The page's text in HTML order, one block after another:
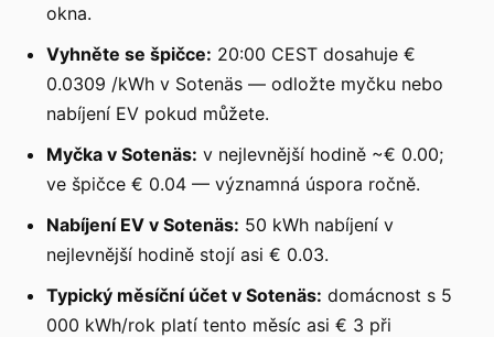
okna.
Vyhněte se špičce: 20:00 CEST dosahuje €
0.0309 /kWh v Sotenäs — odložte myčku nebo
nabíjení EV pokud můžete.
Myčka v Sotenäs: v nejlevnější hodině ~€ 0.00;
ve špičce € 0.04 — významná úspora ročně.
Nabíjení EV v Sotenäs: 50 kWh nabíjení v
nejlevnější hodině stojí asi € 0.03.
Typický měsíční účet v Sotenäs: domácnost s 5
000 kWh/rok platí tento měsíc asi € 3 při